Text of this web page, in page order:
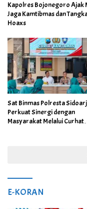
Kapolres Bojonegoro Ajak
Jaga Kamtibmas dan
Hoaxs
Sat Binmas Polresta
Perkuat Sinergi dengan
Masyarakat Melalui Curhat
E-KORAN